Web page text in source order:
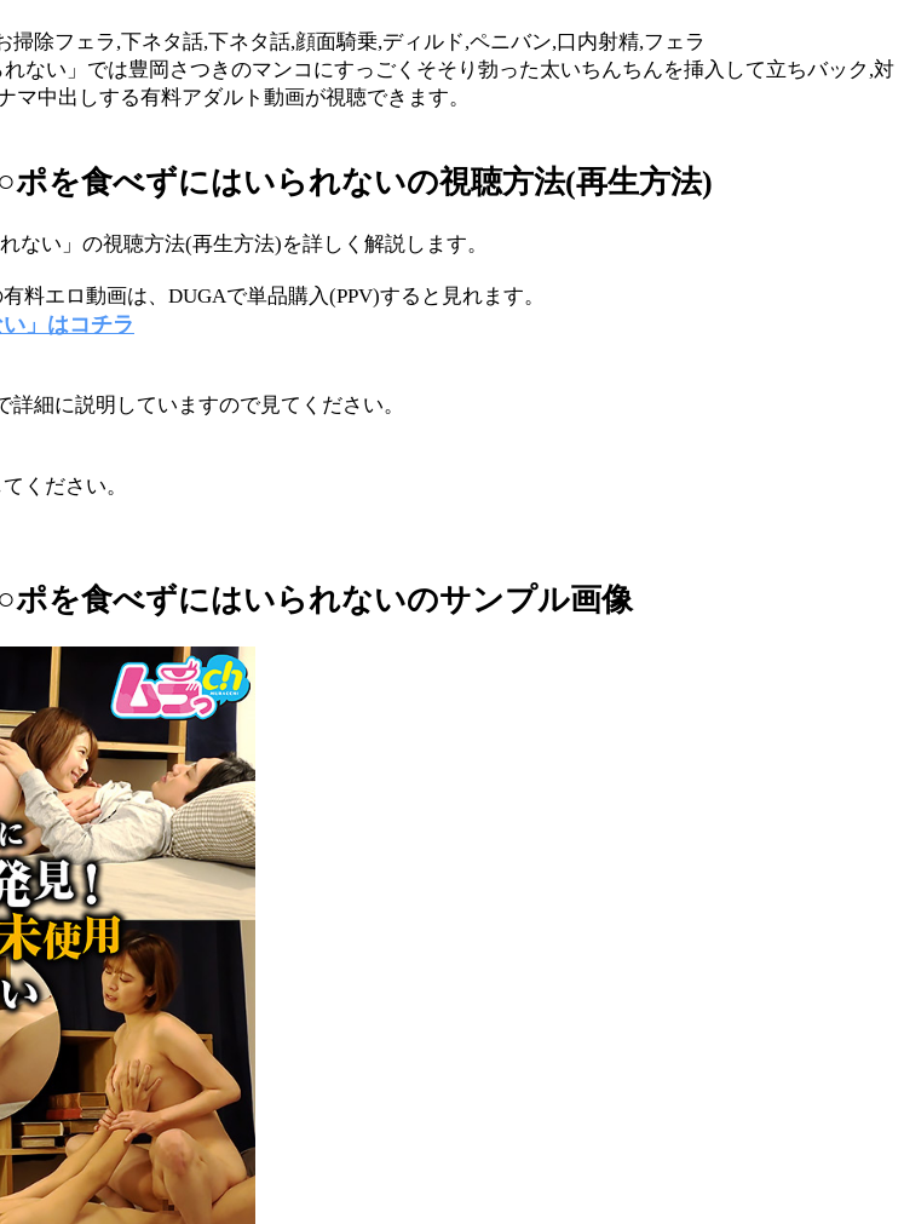
除フェラ,下ネタ話,下ネタ話,顔面騎乗,ディルド,ペニバン,口内射精,フェラ
ない」では豊岡さつきのマンコにすっごくそそり勃った太いちんちんを挿入して立ちバック,対
中出しする有料アダルト動画が視聴できます。
を食べずにはいられないの視聴方法(再生方法)
ない」の視聴方法(再生方法)を詳しく解説します。
料エロ動画は、DUGAで単品購入(PPV)すると見れます。
」はコチラ
細に説明していますので見てください。
ください。
を食べずにはいられないのサンプル画像